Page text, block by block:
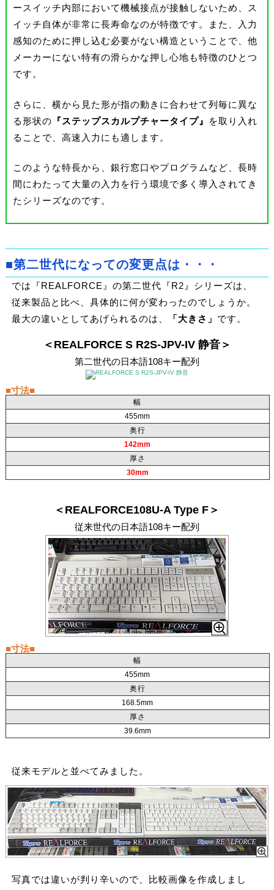
ースイッチ内部において機械接点が接触しないため、ス
イッチ自体が非常に長寿命なのが特徴です。また、入力
感知のために押し込む必要がない構造ということで、他
メーカーにない特有の滑らかな押し心地も特徴のひとつ
です。
さらに、横から見た形が指の動きに合わせて列毎に異な
る形状の 『ステップスカルプチャータイプ』 を取り入れ
ることで、高速入力にも適します。
このような特長から、銀行窓口やプログラムなど、長時
間にわたって大量の入力を行う環境で多く導入されてき
たシリーズなのです。
■第二世代になっての変更点は・・・
では『REALFORCE』の第二世代『R2』シリーズは、
従来製品と比べ、具体的に何が変わったのでしょうか。
最大の違いとしてあげられるのは、
「大きさ」 です。
＜REALFORCE S R2S-JPV-IV 静音＞
第二世代の日本語108キー配列
■寸法■
幅
455mm
奥行
142mm
厚さ
30mm
＜REALFORCE108U-A Type F＞
従来世代の日本語108キー配列
■寸法■
幅
455mm
奥行
168.5mm
厚さ
39.6mm
従来モデルと並べてみました。
写真では違いが判り辛いので、比較画像を作成しまし